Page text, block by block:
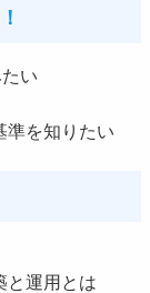
い
準を知りたい
と運用とは